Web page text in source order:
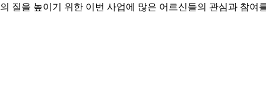
질을 높이기 위한 이번 사업에 많은 어르신들의 관심과 참여